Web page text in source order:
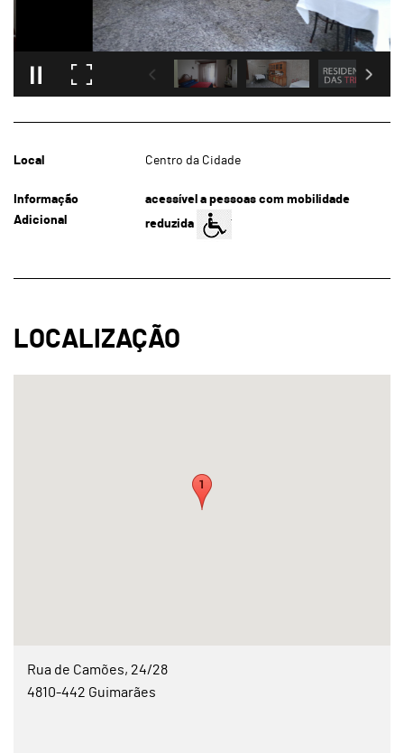
Local Centro da Cidade
Informação
Adicional
acessível a pessoas com mobilidade
reduzida
Rua de Camões, 24/28
4810-442 Guimarães